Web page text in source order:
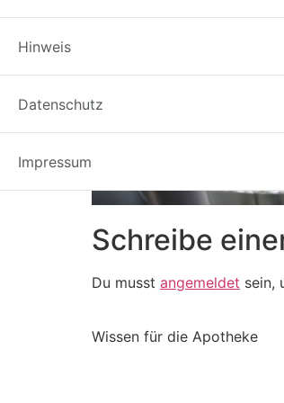
Hinweis
Datenschutz
Impressum
Schreibe
Du musst angemeldet sein,
Wissen für die Apotheke